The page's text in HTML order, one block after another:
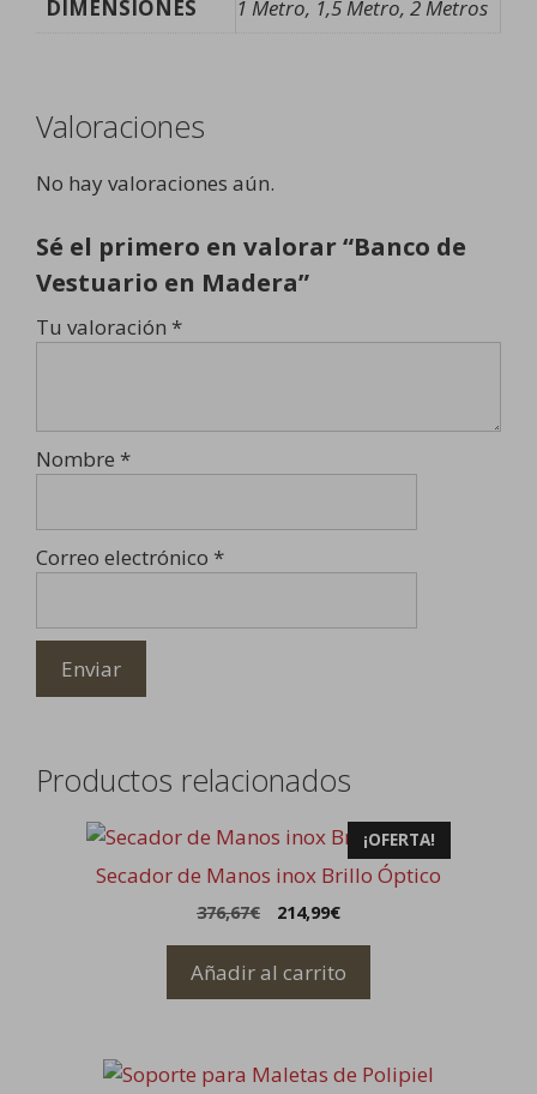
DIMENSIONES 1 Metro, 1,5 Metro, 2 Metros
Valoraciones
No hay valoraciones aún.
Sé el primero en valorar “Banco de
Vestuario en Madera”
Tu valoración *
Nombre *
Correo electrónico *
Productos relacionados
¡OFERTA!
Secador de Manos inox Brillo Óptico
376,67€
El
original
era:
214,99€El
es:
Añadir al carrito